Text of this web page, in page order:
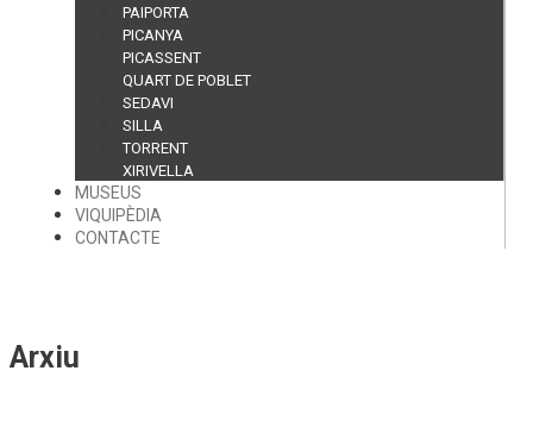
PAIPORTA
PICANYA
PICASSENT
QUART DE POBLET
SEDAVI
SILLA
TORRENT
XIRIVELLA
MUSEUS
VIQUIPÈDIA
CONTACTE
Arxiu